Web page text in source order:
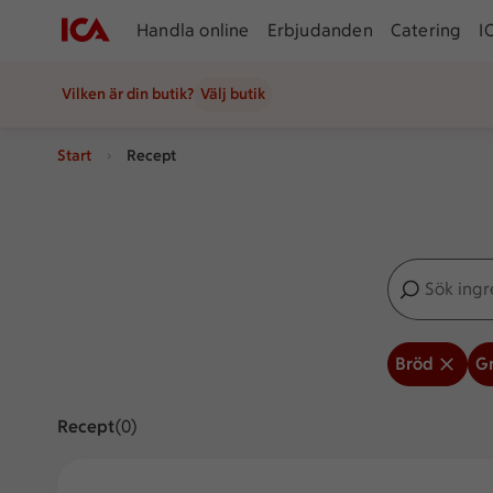
Handla online Erbjudanden Catering
Vilken är din butik? Välj butik
Start Recept
Sök
Inga förslag
Bröd
ReceptVisar 0 stycken
(0)